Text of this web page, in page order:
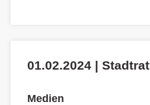
01.02.2024 | Stadtrat
Medien